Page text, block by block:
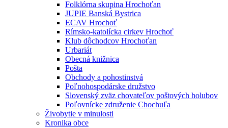
Folklórna skupina Hrochoťan
JUPIE Banská Bystrica
ECAV Hrochoť
Rímsko-katolícka cirkev Hrochoť
Klub dôchodcov Hrochoťan
Urbariát
Obecná knižnica
Pošta
Obchody a pohostinstvá
Poľnohospodárske družstvo
Slovenský zväz chovateľov poštových holubov
Poľovnícke združenie Chochuľa
Živobytie v minulosti
Kronika obce